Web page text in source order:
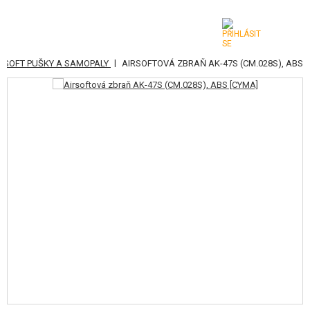
KATEGORIE
PUŠKY A SAMOPALY | AIRSOFTOVÁ ZBRAŇ AK-47S (CM.028S), ABS